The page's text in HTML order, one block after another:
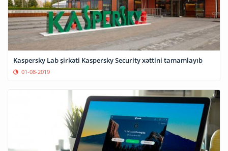
Kaspersky Lab şirkəti Kaspersky Security xəttini tamamlayıb
01-08-2019